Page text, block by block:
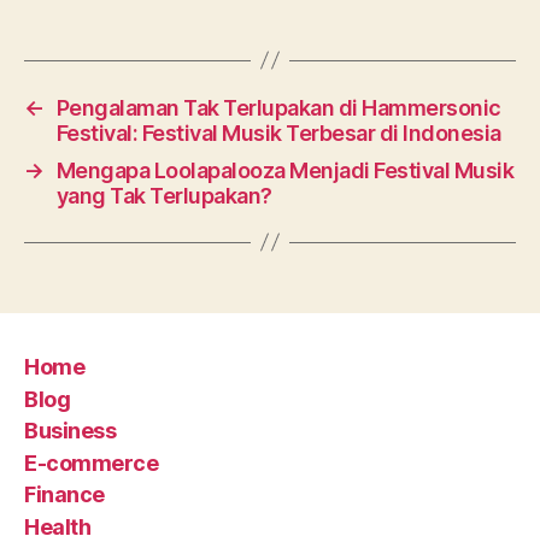
←
Pengalaman Tak Terlupakan di Hammersonic
Festival: Festival Musik Terbesar di Indonesia
→
Mengapa Loolapalooza Menjadi Festival Musik
yang Tak Terlupakan?
Home
Blog
Business
E-commerce
Finance
Health